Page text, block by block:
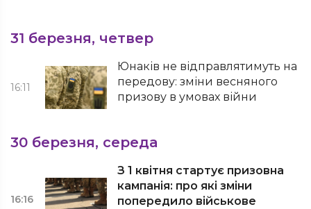
31 березня, четвер
16:11
Юнаків не відправлятимуть на
передову: зміни весняного
призову в умовах війни
30 березня, середа
16:16
З 1 квітня стартує призовна
кампанія: про які зміни
попередило військове